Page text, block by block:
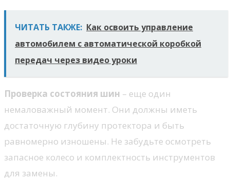
ЧИТАТЬ ТАКЖЕ: Как освоить управление
автомобилем с автоматической коробкой
передач через видео уроки
Проверка состояния шин – еще один
немаловажный момент. Они должны иметь
достаточную глубину протектора и быть
равномерно изношены. Не забудьте осмотреть
запасное колесо и комплектность инструментов
для замены.